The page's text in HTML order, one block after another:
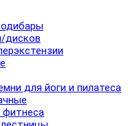
дисков
для йоги и пилатеса
фитнеса